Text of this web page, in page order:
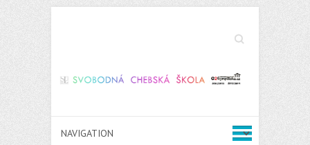
Search